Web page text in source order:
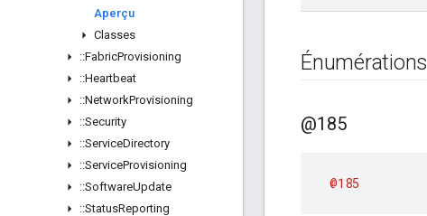
Aperçu
Classes
::FabricProvisioning
::Heartbeat
::NetworkProvisioning
::Security
::ServiceDirectory
::ServiceProvisioning
::SoftwareUpdate
::StatusReporting
Énumérations
@185
@185